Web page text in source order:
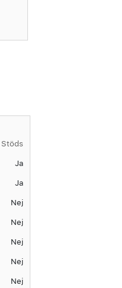
Stöds
Ja
Ja
Nej
Nej
Nej
Nej
Nej